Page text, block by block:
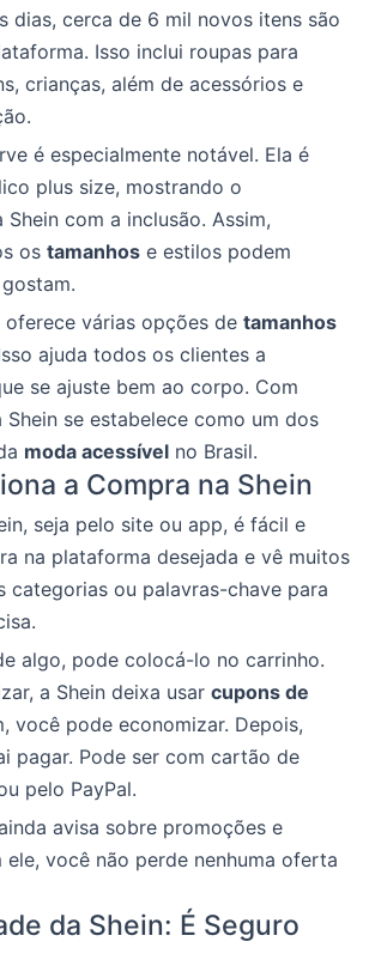
dias, cerca de 6 mil novos itens são
Isso inclui roupas para
crianças, além de acessórios e
é especialmente notável. Ela é
plus size, mostrando o
com a inclusão. Assim,
os tamanhos e estilos podem
oferece várias opções de tamanhos
ajuda todos os clientes a
se ajuste bem ao corpo. Com
se estabelece como um dos
moda acessível no Brasil.
a Compra na Shein
seja pelo site ou app, é fácil e
na plataforma desejada e vê muitos
categorias ou palavras-chave para
algo, pode colocá-lo no carrinho.
a Shein deixa usar cupons de
você pode economizar. Depois,
pagar. Pode ser com cartão de
pelo PayPal.
avisa sobre promoções e
ele, você não perde nenhuma oferta
da Shein: É Seguro